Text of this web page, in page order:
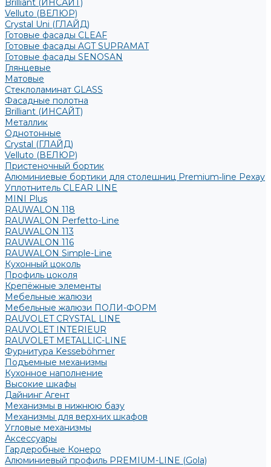
Brilliant (ИНСАЙТ)
Velluto (ВЕЛЮР)
Crystal Uni (ГЛАЙД)
Готовые фасады CLEAF
Готовые фасады AGT SUPRAMAT
Готовые фасады SENOSAN
Глянцевые
Матовые
Стеклоламинат GLASS
Фасадные полотна
Brilliant (ИНСАЙТ)
Металлик
Однотонные
Crystal (ГЛАЙД)
Velluto (ВЕЛЮР)
Пристеночный бортик
Алюминиевые бортики для столешниц Premium‑line Рехау
Уплотнитель CLEAR LINE
MINI Plus
RAUWALON 118
RAUWALON Perfetto-Line
RAUWALON 113
RAUWALON 116
RAUWALON Simple-Line
Кухонный цоколь
Профиль цоколя
Крепёжные элементы
Мебельные жалюзи
Мебельные жалюзи ПОЛИ-ФОРМ
RAUVOLET CRYSTAL LINE
RAUVOLET INTERIEUR
RAUVOLET METALLIC-LINE
Фурнитура Kesseböhmer
Подъемные механизмы
Кухонное наполнение
Высокие шкафы
Дайнинг Агент
Механизмы в нижнюю базу
Механизмы для верхних шкафов
Угловые механизмы
Аксессуары
Гардеробные Конеро
Алюминиевый профиль PREMIUM-LINE (Gola)